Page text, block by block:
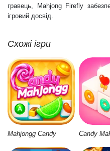
гравець, Mahjong Firefly
ігровий досвід.
Схожі ігри
Mahjongg Candy Candy